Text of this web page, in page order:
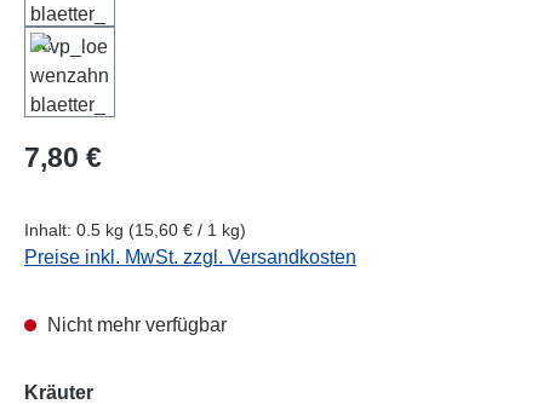
Regulärer Preis:
7,80 €
Inhalt: 0.5 kg (15,60 € / 1 kg)
Preise inkl. MwSt. zzgl. Versandkosten
Nicht mehr verfügbar
Kräuterauswählen